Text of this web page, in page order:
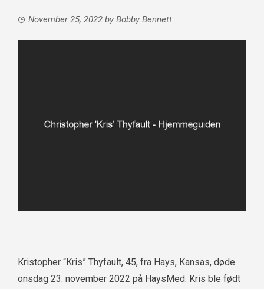
November 25, 2022 by Bobby Bennett
Kristopher “Kris” Thyfault, 45, fra Hays, Kansas, døde
onsdag 23. november 2022 på HaysMed. Kris ble født